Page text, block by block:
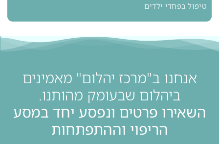
טיפול בפחדי ילדים
אנחנו ב"מרכז יהלום" מאמינים
ביהלום שבעומק מהותנו.
השאירו פרטים ונפסע יחד במסע
הריפוי וההתפתחות